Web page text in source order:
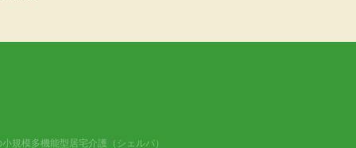
規模多機能型居宅介護（シェルパ）